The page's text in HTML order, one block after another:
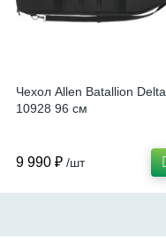
Чехол Allen Batallion Delta
10928 96 см
9 990 ₽ /шт